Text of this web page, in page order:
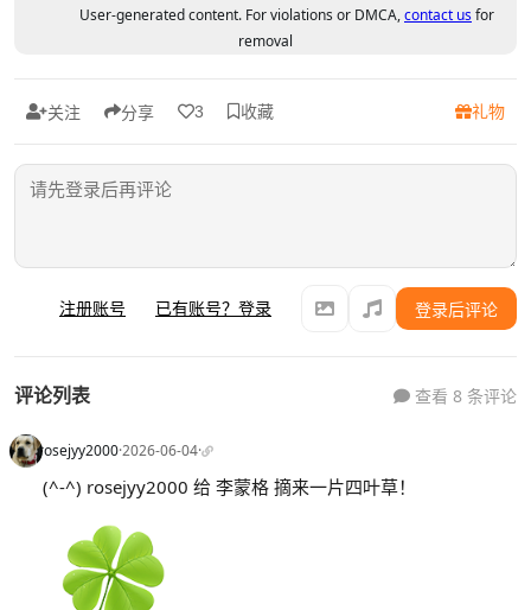
User-generated content. For violations or DMCA,contact usfor
removal
关注 分享 3 收藏 礼物
注册账号 已有账号？登录 登录后评论
评论列表 查看 8 条评论
rosejyy2000·2026-06-04·
(^-^) rosejyy2000 给 李蒙格 摘来一片四叶草！